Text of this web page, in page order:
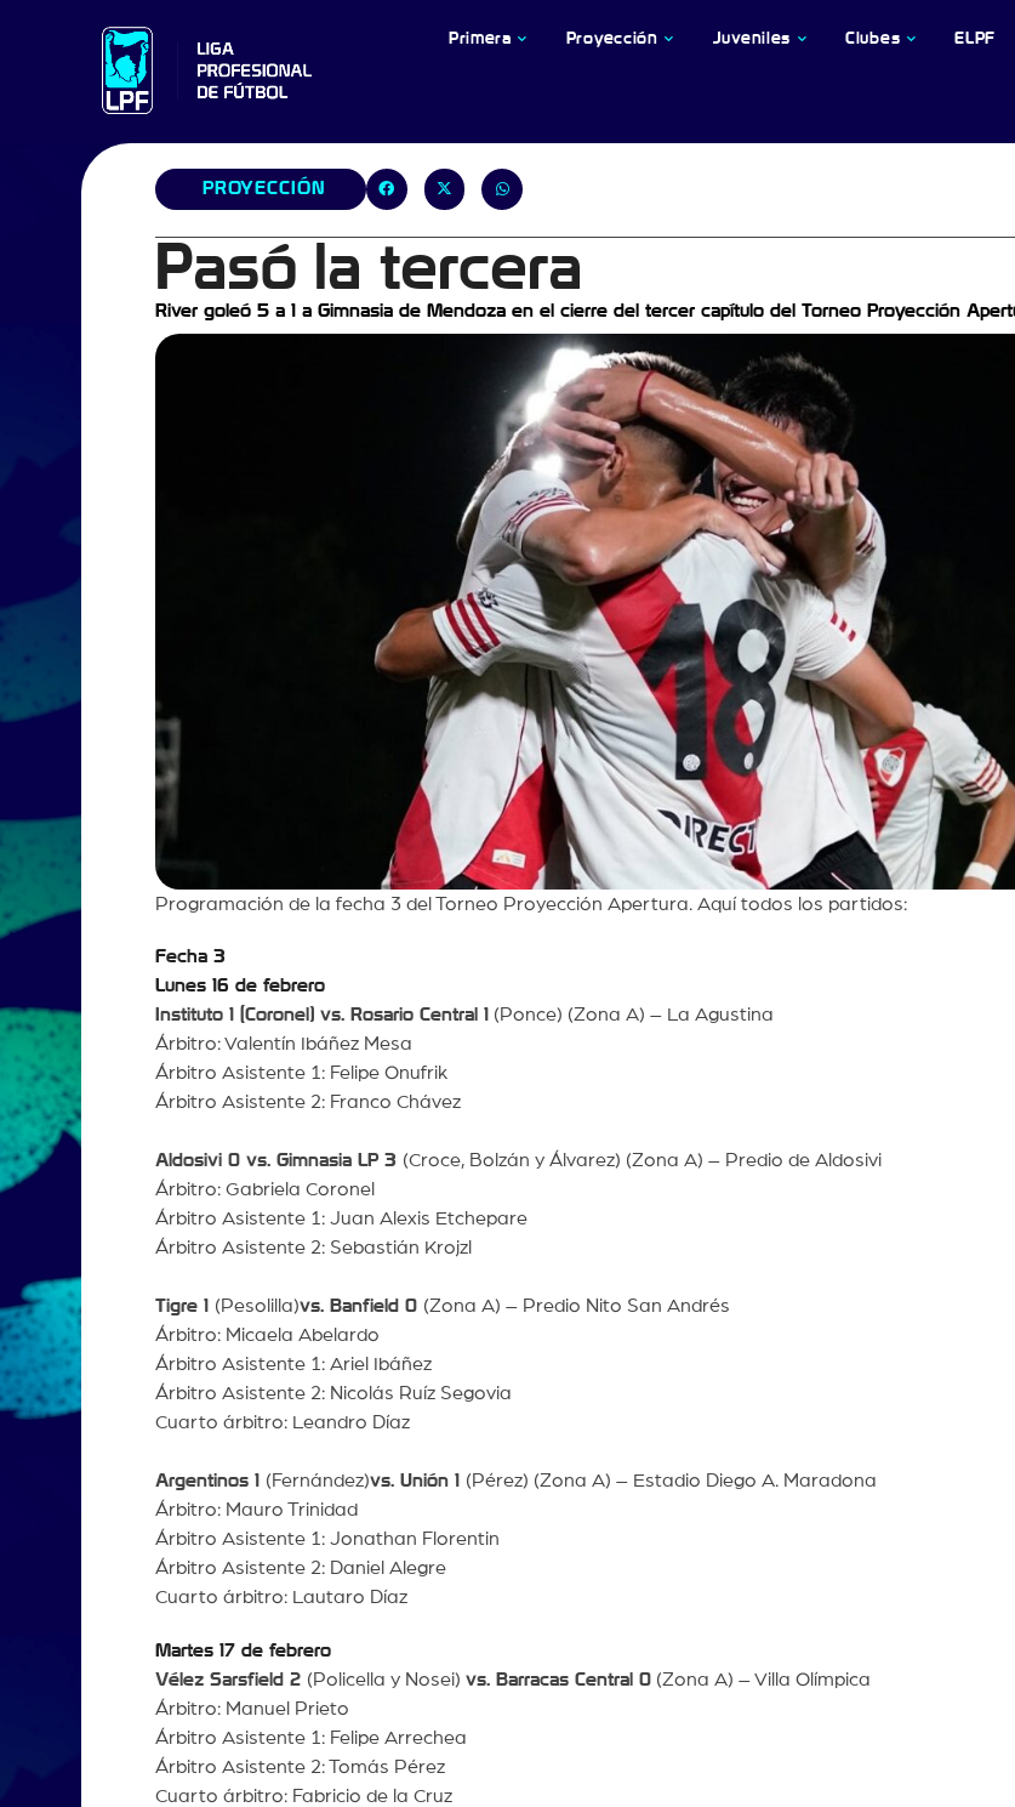
Primera Proyección Juveniles Clubes ELPF
PROYECCIÓN
Pasó la tercera
River goleó 5 a 1 a Gimnasia de Mendoza en el cierre del tercer capítulo del Torneo Proyección
Programación de la fecha 3 del Torneo Proyección Apertura. Aquí todos los partidos:
Fecha 3
Lunes 16 de febrero
Instituto 1 (Coronel) vs. Rosario Central 1 (Ponce) (Zona A) – La Agustina
Árbitro: Valentín Ibáñez Mesa
Árbitro Asistente 1: Felipe Onufrik
Árbitro Asistente 2: Franco Chávez
Aldosivi 0 vs. Gimnasia LP 3 (Croce, Bolzán y Álvarez) (Zona A) – Predio de Aldosivi
Árbitro: Gabriela Coronel
Árbitro Asistente 1: Juan Alexis Etchepare
Árbitro Asistente 2: Sebastián Krojzl
Tigre 1 (Pesolilla)vs. Banfield 0 (Zona A) – Predio Nito San Andrés
Árbitro: Micaela Abelardo
Árbitro Asistente 1: Ariel Ibáñez
Árbitro Asistente 2: Nicolás Ruíz Segovia
Cuarto árbitro: Leandro Díaz
Argentinos 1 (Fernández)vs. Unión 1 (Pérez) (Zona A) – Estadio Diego A. Maradona
Árbitro: Mauro Trinidad
Árbitro Asistente 1: Jonathan Florentin
Árbitro Asistente 2: Daniel Alegre
Cuarto árbitro: Lautaro Díaz
Martes 17 de febrero
Vélez Sarsfield 2 (Policella y Nosei) vs. Barracas Central 0(Zona A) – Villa Olímpica
Árbitro: Manuel Prieto
Árbitro Asistente 1: Felipe Arrechea
Árbitro Asistente 2: Tomás Pérez
Cuarto árbitro: Fabricio de la Cruz